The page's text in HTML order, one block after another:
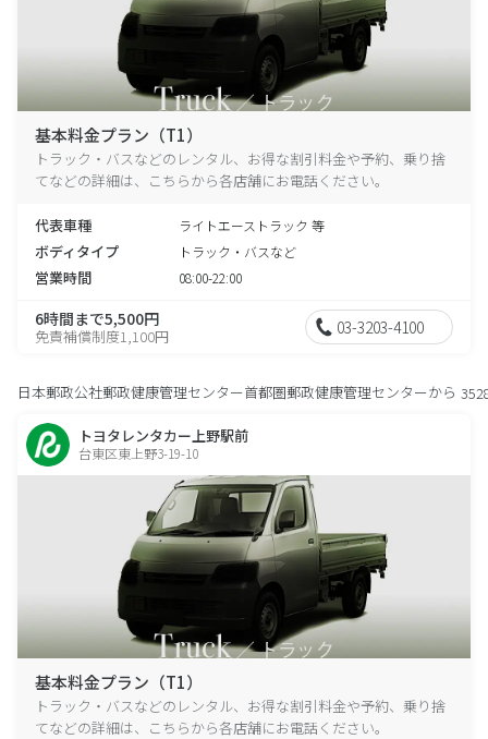
基本料金プラン（T1）
トラック・バスなどのレンタル、お得な割引料金や予約、乗り捨
てなどの詳細は、こちらから各店舗にお電話ください。
代表車種 ライトエーストラック 等
ボディタイプ トラック・バスなど
営業時間 08:00-22:00
6時間まで5,500円
免責補償制度1,100円 03-3203-4100
日本郵政公社郵政健康管理センター首都圏郵政健康管理センターから
トヨタレンタカー上野駅前
台東区東上野3-19-10
基本料金プラン（T1）
トラック・バスなどのレンタル、お得な割引料金や予約、乗り捨
てなどの詳細は、こちらから各店舗にお電話ください。